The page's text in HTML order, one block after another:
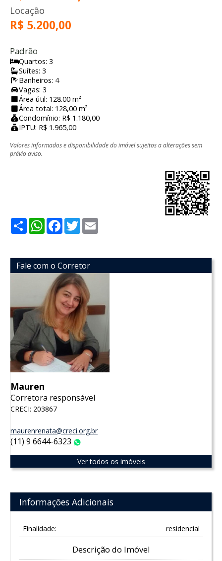
Locação
R$ 5.200,00
Padrão
Quartos: 3
Suítes: 3
Banheiros: 4
Vagas: 3
Área útil: 128.00 m²
Área total: 128,00 m²
Condomínio: R$ 1.180,00
IPTU: R$ 1.965,00
Valores informados e disponibilidade do imóvel sujeitos a alterações sem
prévio aviso.
ShareWhatsApp
Facebook
Twitter
Fale com o Corretor
Mauren
Corretora responsável
CRECI: 203867
maurenrenata@creci.org.br
(11) 9 6644-6323
Ver todos os imóveis
Informações Adicionais
Finalidade: residencial
Descrição do Imóvel